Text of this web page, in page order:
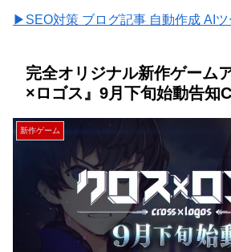
▶SEO対策 ブログ記事 自動作成 AIツ
完全オリジナル新作ゲーム
×ロゴス』9月下旬始動告知
新作ゲーム